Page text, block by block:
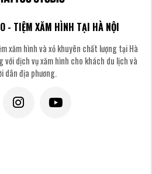
- TIỆM XĂM HÌNH TẠI HÀ NỘI
xăm hình và xỏ khuyên chất lượng tại Hà
với dịch vụ xăm hình cho khách du lịch và
dân địa phương.